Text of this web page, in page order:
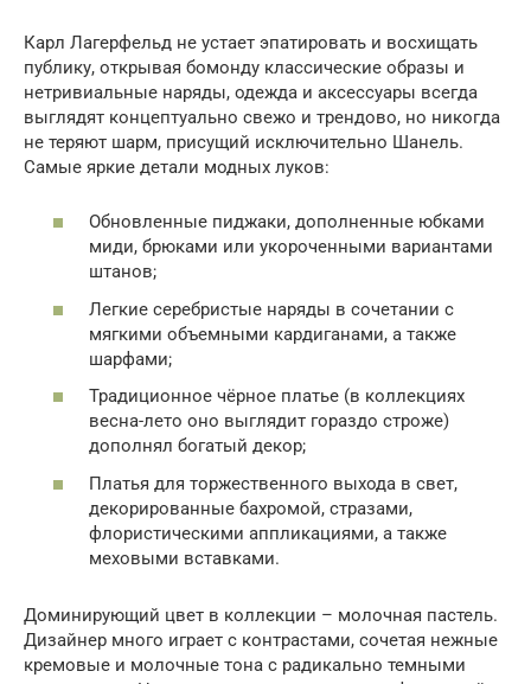
Карл Лагерфельд не устает эпатировать и восхищать
публику, открывая бомонду классические образы и
нетривиальные наряды, одежда и аксессуары всегда
выглядят концептуально свежо и трендово, но никогда
не теряют шарм, присущий исключительно Шанель.
Самые яркие детали модных луков:
Обновленные пиджаки, дополненные юбками
миди, брюками или укороченными вариантами
штанов;
Легкие серебристые наряды в сочетании с
мягкими объемными кардиганами, а также
шарфами;
Традиционное чёрное платье (в коллекциях
весна-лето оно выглядит гораздо строже)
дополнял богатый декор;
Платья для торжественного выхода в свет,
декорированные бахромой, стразами,
флористическими аппликациями, а также
меховыми вставками.
Доминирующий цвет в коллекции – молочная пастель.
Дизайнер много играет с контрастами, сочетая нежные
кремовые и молочные тона с радикально темными